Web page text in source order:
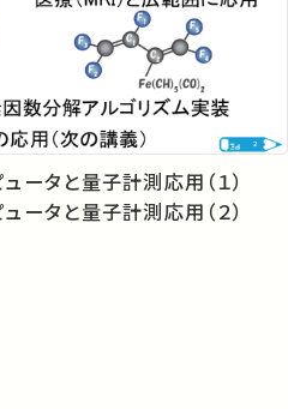
ータと量子計測応用（１）
ータと量子計測応用（２）